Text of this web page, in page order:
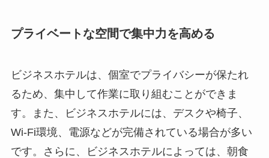
プライベートな空間で集中力を高める
ビジネスホテルは、個室でプライバシーが保たれ
るため、集中して作業に取り組むことができま
す。また、ビジネスホテルには、デスクや椅子、
Wi-Fi環境、電源などが完備されている場合が多い
です。さらに、ビジネスホテルによっては、朝食